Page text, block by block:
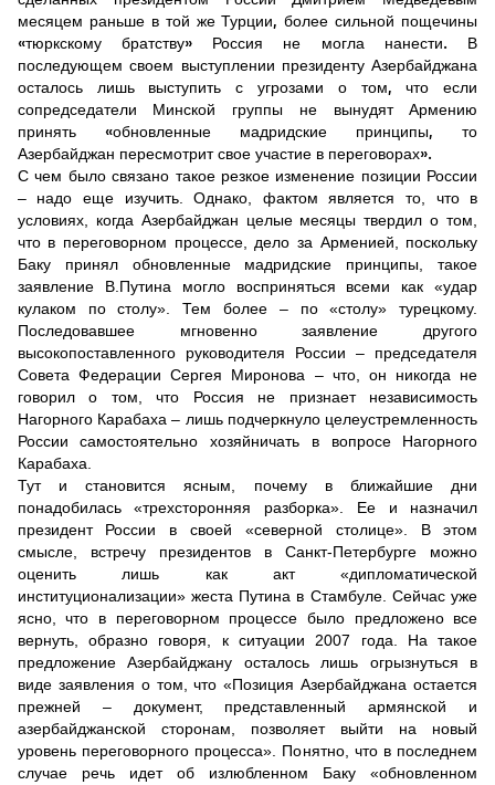
месяцем раньше в той же Турции, более сильной пощечины
«тюркскому братству» Россия не могла нанести. В
последующем своем выступлении президенту Азербайджана
осталось лишь выступить с угрозами о том, что если
сопредседатели Минской группы не вынудят Армению
принять «обновленные мадридские принципы, то
Азербайджан пересмотрит свое участие в переговорах».
С чем было связано такое резкое изменение позиции России
– надо еще изучить. Однако, фактом является то, что в
условиях, когда Азербайджан целые месяцы твердил о том,
что в переговорном процессе, дело за Арменией, поскольку
Баку принял обновленные мадридские принципы, такое
заявление В.Путина могло восприняться всеми как «удар
кулаком по столу». Тем более – по «столу» турецкому.
Последовавшее мгновенно заявление другого
высокопоставленного руководителя России – председателя
Совета Федерации Сергея Миронова – что, он никогда не
говорил о том, что Россия не признает независимость
Нагорного Карабаха – лишь подчеркнуло целеустремленность
России самостоятельно хозяйничать в вопросе Нагорного
Карабаха.
Тут и становится ясным, почему в ближайшие дни
понадобилась «трехсторонняя разборка». Ее и назначил
президент России в своей «северной столице». В этом
смысле, встречу президентов в Санкт-Петербурге можно
оценить лишь как акт «дипломатической
институционализации» жеста Путина в Стамбуле. Сейчас уже
ясно, что в переговорном процессе было предложено все
вернуть, образно говоря, к ситуации 2007 года. На такое
предложение Азербайджану осталось лишь огрызнуться в
виде заявления о том, что «Позиция Азербайджана остается
прежней – документ, представленный армянской и
азербайджанской сторонам, позволяет выйти на новый
уровень переговорного процесса». Понятно, что в последнем
случае речь идет об излюбленном Баку «обновленном